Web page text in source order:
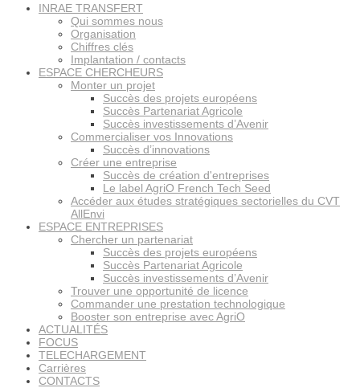
INRAE TRANSFERT
Qui sommes nous
Organisation
Chiffres clés
Implantation / contacts
ESPACE CHERCHEURS
Monter un projet
Succès des projets européens
Succès Partenariat Agricole
Succès investissements d’Avenir
Commercialiser vos Innovations
Succès d’innovations
Créer une entreprise
Succès de création d'entreprises
Le label AgriO French Tech Seed
Accéder aux études stratégiques sectorielles du CVT
AllEnvi
ESPACE ENTREPRISES
Chercher un partenariat
Succès des projets européens
Succès Partenariat Agricole
Succès investissements d’Avenir
Trouver une opportunité de licence
Commander une prestation technologique
Booster son entreprise avec AgriO
ACTUALITÉS
FOCUS
TELECHARGEMENT
Carrières
CONTACTS